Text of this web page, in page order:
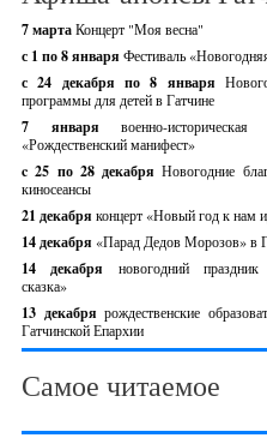
7 мартаКонцерт "Моя весна"
с 1 по 8 января Фестиваль
с 24 декабря по 8 января
программы для детей в Гатчине
7 январявоенно-историческая
«Рождественский манифест»
c 25 по 28 декабряНовогодние
киносеансы
21 декабря концерт «Новый год к нам
14 декабря «Парад Дедов Морозов» в
14 декабря новогодний праздник
сказка»
13 декабрярождественские
Гатчинской Епархии
Самое читаемое